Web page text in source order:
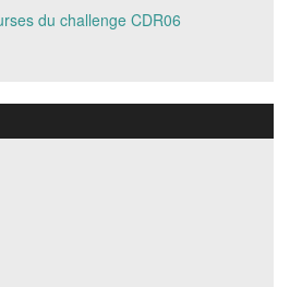
du challenge CDR06